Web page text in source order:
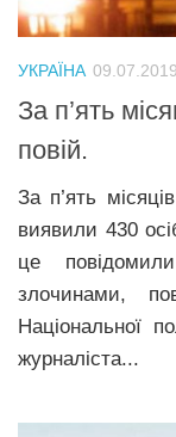
УКРАЇНА
За п’ять
повій.
За п’ять
виявили 430
це
злочинами,
Національної
журналіста...